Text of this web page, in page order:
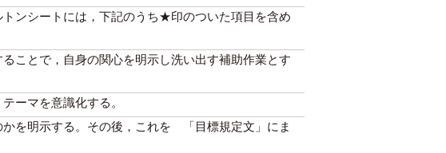
ンシートには，下記のうち★印のついた項目を含め
ことで，自身の関心を明示し洗い出す補助作業とす
ーマを意識化する。
を明示する。その後，これを 「目標規定文」にま